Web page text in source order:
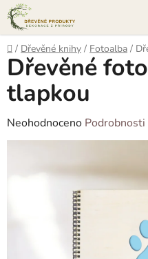
Přejít
na
obsah
Domů
/ Dřevěné knihy / Fotoalba /
Dřevěné
tlapkou
Průměrné
hodnocení
Neohodnoceno